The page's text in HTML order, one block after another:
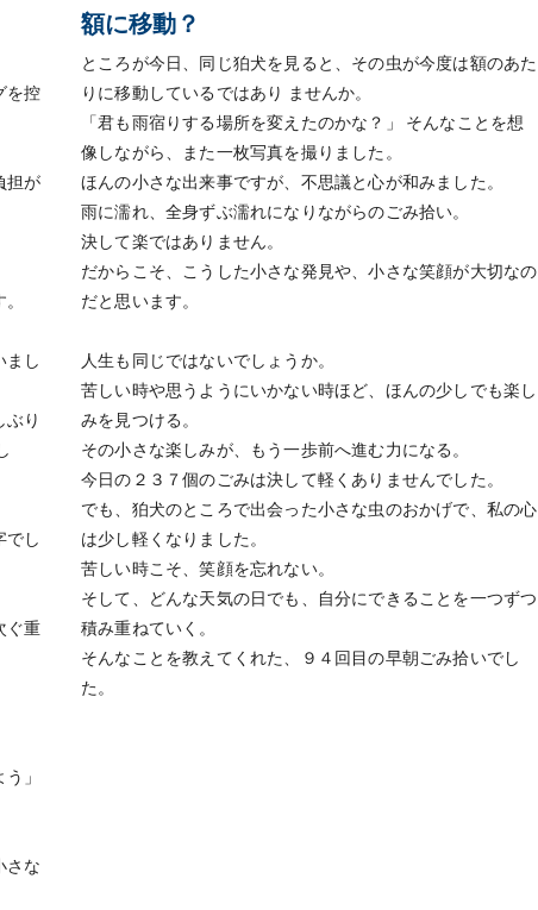
を控
担が
し
り
し
ぐ重
」
さな
額に移動？
ところが今日、同じ狛犬を見ると、その虫が今度は額のあた
りに移動しているではあり ませんか。
「君も雨宿りする場所を変えたのかな？」 そんなことを想
像しながら、また一枚写真を撮りました。
ほんの小さな出来事ですが、不思議と心が和みました。
雨に濡れ、全身ずぶ濡れになりながらのごみ拾い。
決して楽ではありません。
だからこそ、こうした小さな発見や、小さな笑顔が大切なの
だと思います。
人生も同じではないでしょうか。
苦しい時や思うようにいかない時ほど、ほんの少しでも楽し
みを見つける。
その小さな楽しみが、もう一歩前へ進む力になる。
今日の２３７個のごみは決して軽くありませんでした。
でも、狛犬のところで出会った小さな虫のおかげで、私の心
は少し軽くなりました。
苦しい時こそ、笑顔を忘れない。
そして、どんな天気の日でも、自分にできることを一つずつ
積み重ねていく。
そんなことを教えてくれた、９４回目の早朝ごみ拾いでし
た。